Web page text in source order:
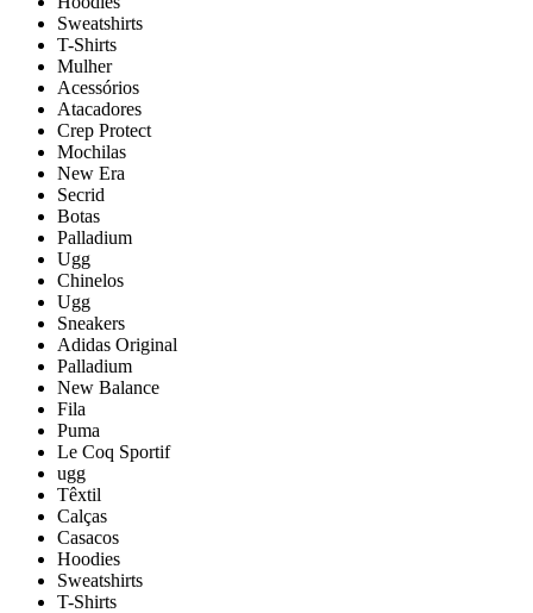
Sweatshirts
T-Shirts
Mulher
Acessórios
Atacadores
Crep Protect
Mochilas
New Era
Secrid
Botas
Palladium
Ugg
Chinelos
Ugg
Sneakers
Adidas Original
Palladium
New Balance
Fila
Puma
Le Coq Sportif
ugg
Têxtil
Calças
Casacos
Hoodies
Sweatshirts
T-Shirts